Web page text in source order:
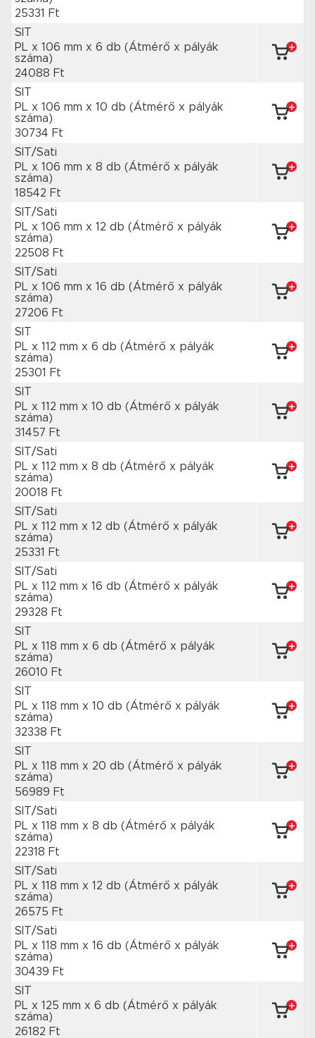
25331 Ft
SIT
PL x 106 mm x 6 db (Átmérő x pályák
száma)
24088 Ft
SIT
PL x 106 mm x 10 db (Átmérő x pályák
száma)
30734 Ft
SIT/Sati
PL x 106 mm x 8 db (Átmérő x pályák
száma)
18542 Ft
SIT/Sati
PL x 106 mm x 12 db (Átmérő x pályák
száma)
22508 Ft
SIT/Sati
PL x 106 mm x 16 db (Átmérő x pályák
száma)
27206 Ft
SIT
PL x 112 mm x 6 db (Átmérő x pályák
száma)
25301 Ft
SIT
PL x 112 mm x 10 db (Átmérő x pályák
száma)
31457 Ft
SIT/Sati
PL x 112 mm x 8 db (Átmérő x pályák
száma)
20018 Ft
SIT/Sati
PL x 112 mm x 12 db (Átmérő x pályák
száma)
25331 Ft
SIT/Sati
PL x 112 mm x 16 db (Átmérő x pályák
száma)
29328 Ft
SIT
PL x 118 mm x 6 db (Átmérő x pályák
száma)
26010 Ft
SIT
PL x 118 mm x 10 db (Átmérő x pályák
száma)
32338 Ft
SIT
PL x 118 mm x 20 db (Átmérő x pályák
száma)
56989 Ft
SIT/Sati
PL x 118 mm x 8 db (Átmérő x pályák
száma)
22318 Ft
SIT/Sati
PL x 118 mm x 12 db (Átmérő x pályák
száma)
26575 Ft
SIT/Sati
PL x 118 mm x 16 db (Átmérő x pályák
száma)
30439 Ft
SIT
PL x 125 mm x 6 db (Átmérő x pályák
száma)
26182 Ft